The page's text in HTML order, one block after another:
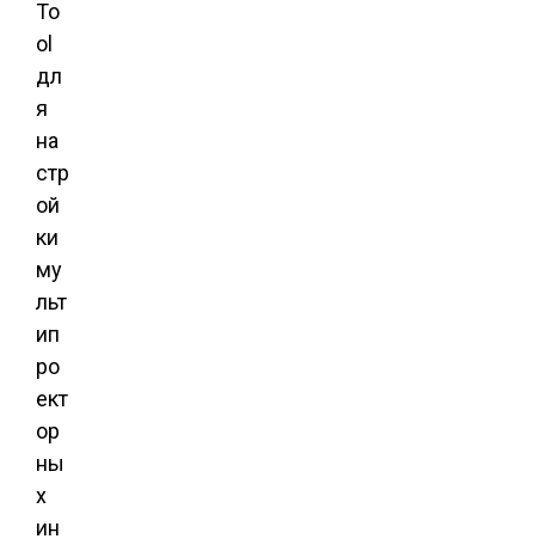
To
ol
дл
я
на
стр
ой
ки
му
льт
ип
ро
ект
ор
ны
х
ин